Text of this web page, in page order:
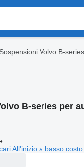
Sospensioni Volvo B-series
B-series per
All'inizio a basso costo